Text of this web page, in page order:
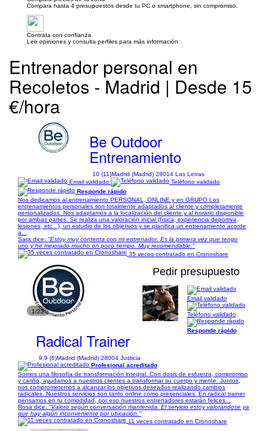
Compara hasta 4 presupuestos desde tu PC o smartphone, sin compromiso.
Contrata con confianza
Lee opiniones y consulta perfiles para más información.
Entrenador personal en
Recoletos - Madrid | Desde 15
€/hora
Be Outdoor
Entrenamiento
10 (11)Madrid (Madrid) 28014 Las Letras
Email validado
Teléfono validado
Responde rápido
Nos dedicamos al entrenamiento PERSONAL, ONLINE y en GRUPO Los
entrenamientos personales son totalmente adaptados al cliente y completamente
personalizados. Nos adaptamos a la localización del cliente y al horario disponible
por ambas partes. Se realiza una valoración inicial (física, experiencia deportiva,
lesiones, etc...), un estudio de los objetivos y se planifica un entrenamiento acorde
a...
Sara dice: "Estoy muy contenta con mi entrenador. Es la primera vez que tengo
uno y he mejorado mucho en poco tiempo. Muy recomendable."
35 veces contratado en Cronoshare
1/22
Pedir presupuesto
Radical Trainer
9,9 (6)Madrid (Madrid) 28004 Justicia
Email validado
Teléfono validado
Responde rápido
Profesional acreditado
Somos una filosofía de transformación integral. Con dosis de esfuerzo, compromiso
y cariño, ayudamos a nuestros clientes a transformar su cuerpo y mente. Juntos,
nos comprometemos a alcanzar los objetivos deseados realizando cambios
radicales. Nuestros servicios son tanto online como presenciales. En radical trainer
pensamos en tu comodidad, por eso nuestros entrenadores estarán felices...
Rosa dice: "Valoro según conversación mantenida. El servicio estoy valorándose ya
que hay algún inconveniente por ubicación."
11 veces contratado en Cronoshare